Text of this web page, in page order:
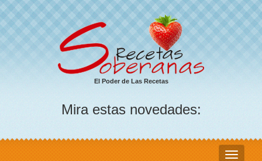
El Poder de Las Recetas
Mira estas novedades: